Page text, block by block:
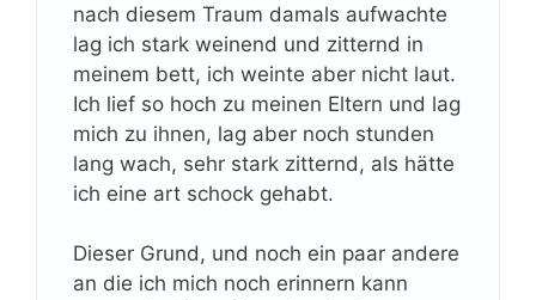
nach diesem Traum damals aufwachte
lag ich stark weinend und zitternd in
meinem bett, ich weinte aber nicht laut.
Ich lief so hoch zu meinen Eltern und lag
mich zu ihnen, lag aber noch stunden
lang wach, sehr stark zitternd, als hätte
ich eine art schock gehabt.
Dieser Grund, und noch ein paar andere
an die ich mich noch erinnern kann